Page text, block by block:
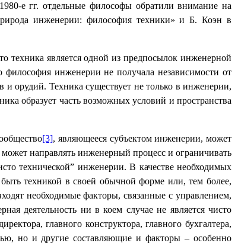
е гг. отдельные философы обратили внимание на
инженерии: философия техники» и Б. Коэн в
техника является одной из предпосылок инженерной
инженерии не получала независимости от
орудий. Техника существует не только в инженерии,
образует часть возможных условий и пространства
[3], являющееся субъектом инженерии, может
направлять инженерный процесс и ограничивать
технической” инженерии. В качестве необходимых
техникой в своей обычной форме или, тем более,
необходимые факторы, связанные с управлением,
деятельность ни в коем случае не является чисто
главного конструктора, главного бухгалтера,
но и другие составляющие и факторы – особенно